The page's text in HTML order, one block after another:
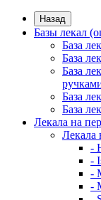
Назад
Базы лекал
База
База
База
База
База
Лекала на
Лекала
-
-
-
-